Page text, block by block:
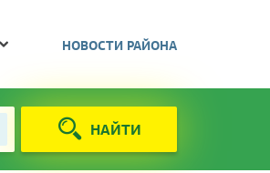
НОВОСТИ РАЙОНА
НАЙТИ